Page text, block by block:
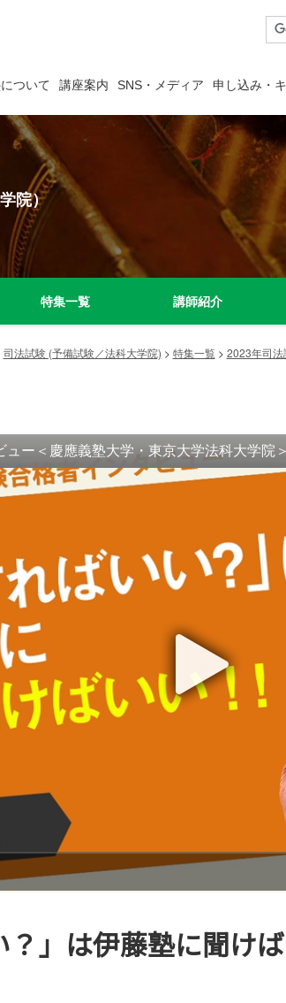
ついて 講座案内 SNS・メディア 申し込み・
院）
特集一覧 講師紹介
司法試験 (予備試験／法科大学院) > 特集一覧> 2023年司法
」は伊藤塾に聞けば